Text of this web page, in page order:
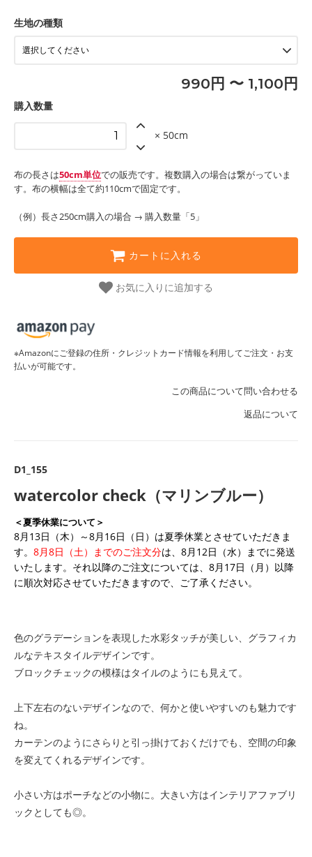
もっと詳しく見る
・工作用エプロン
もっと詳しく見る
生地の種類
990円 〜 1,100円
購入数量
× 50cm
布の長さは50cm単位での販売です。複数購入の場合は繋がっていま
す。布の横幅は全て約110cmで固定です。
（例）長さ250cm購入の場合 → 購入数量「5」
カートに入れる
お気に入りに追加する
※Amazonにご登録の住所・クレジットカード情報を利用してご注文・お支
払いが可能です。
この商品について問い合わせる
返品について
D1_155
watercolor check（マリンブルー）
＜夏季休業について＞
8月13日（木）～8月16日（日）は夏季休業とさせていただきま
す。 8月8日（土）までのご注文分は、8月12日（水）までに発送
いたします。それ以降のご注文については、8月17日（月）以降
に順次対応させていただきますので、ご了承ください。
色のグラデーションを表現した水彩タッチが美しい、グラフィカ
ルなテキスタイルデザインです。
ブロックチェックの模様はタイルのようにも見えて。
上下左右のないデザインなので、何かと使いやすいのも魅力です
ね。
カーテンのようにさらりと引っ掛けておくだけでも、空間の印象
を変えてくれるデザインです。
小さい方はポーチなどの小物に。大きい方はインテリアファブリ
ックとしても◎。